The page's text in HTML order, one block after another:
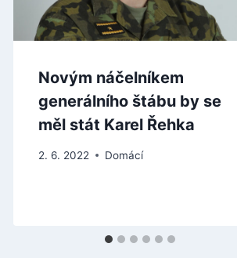
Novým náčelníkem
generálního štábu by se
měl stát Karel Řehka
2. 6. 2022 Domácí